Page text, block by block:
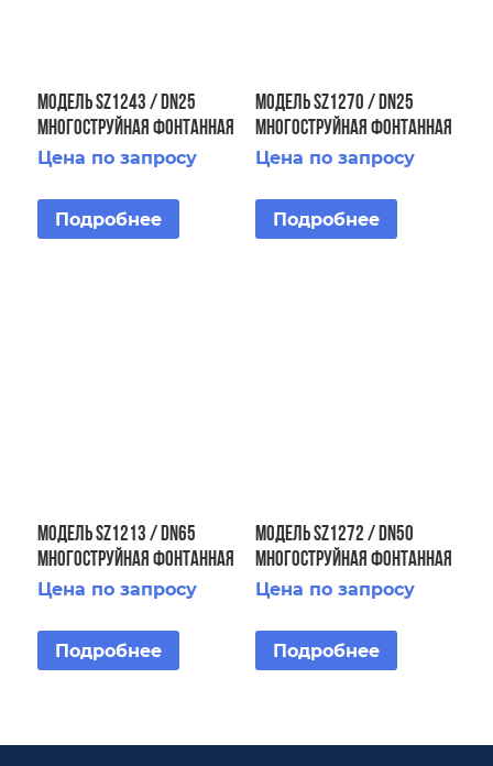
Модель SZ1243 / DN25
Многоструйная фонтанная
насадка
Цена по запросу
Подробнее
Модель SZ1270 / DN25
Многоструйная фонтанная
насадка
Цена по запросу
Подробнее
Модель SZ1213 / DN65
Многоструйная фонтанная
насадка
Цена по запросу
Подробнее
Модель SZ1272 / DN50
Многоструйная фонтанная
насадка
Цена по запросу
Подробнее